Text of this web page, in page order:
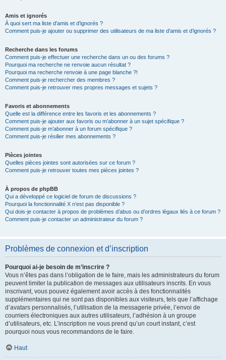
Amis et ignorés
À quoi sert ma liste d’amis et d’ignorés ?
Comment puis-je ajouter ou supprimer des utilisateurs de ma liste d’amis et d’ignorés ?
Recherche dans les forums
Comment puis-je effectuer une recherche dans un ou des forums ?
Pourquoi ma recherche ne renvoie aucun résultat ?
Pourquoi ma recherche renvoie à une page blanche ?!
Comment puis-je rechercher des membres ?
Comment puis-je retrouver mes propres messages et sujets ?
Favoris et abonnements
Quelle est la différence entre les favoris et les abonnements ?
Comment puis-je ajouter aux favoris ou m’abonner à un sujet spécifique ?
Comment puis-je m’abonner à un forum spécifique ?
Comment puis-je résilier mes abonnements ?
Pièces jointes
Quelles pièces jointes sont autorisées sur ce forum ?
Comment puis-je retrouver toutes mes pièces jointes ?
À propos de phpBB
Qui a développé ce logiciel de forum de discussions ?
Pourquoi la fonctionnalité X n’est pas disponible ?
Qui dois-je contacter à propos de problèmes d’abus ou d’ordres légaux liés à ce forum ?
Comment puis-je contacter un administrateur du forum ?
Problèmes de connexion et d’inscription
Pourquoi ai-je besoin de m’inscrire ?
Vous n’êtes pas dans l’obligation de le faire, mais les administrateurs du forum
peuvent limiter la publication de messages aux utilisateurs inscrits. En vous
inscrivant, vous pouvez également avoir accès à des fonctionnalités
supplémentaires qui ne sont pas disponibles aux visiteurs, tels que l’affichage
d’avatars personnalisés, l’utilisation de la messagerie privée, l’envoi de
courriers électroniques aux autres utilisateurs, l’adhésion à un groupe
d’utilisateurs, etc. L’inscription ne vous prend qu’un court instant, c’est
pourquoi nous vous recommandons de le faire.
Haut